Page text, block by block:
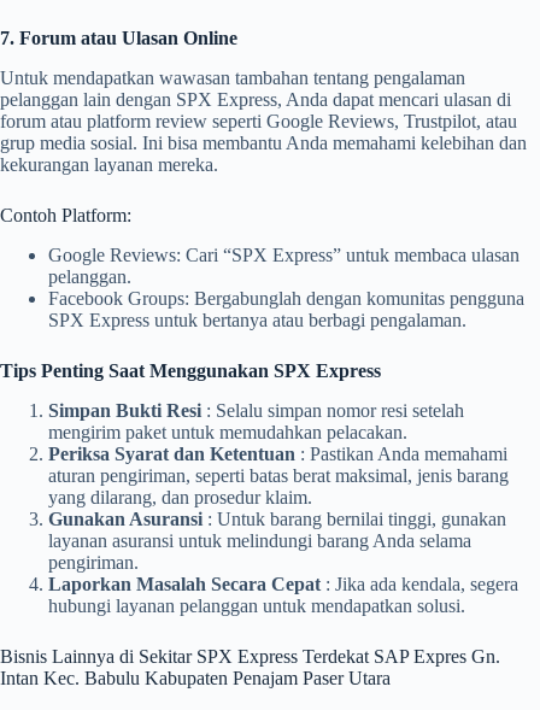
7. Forum atau Ulasan Online
Untuk mendapatkan wawasan tambahan tentang pengalaman
pelanggan lain dengan SPX Express, Anda dapat mencari ulasan di
forum atau platform review seperti Google Reviews, Trustpilot, atau
grup media sosial. Ini bisa membantu Anda memahami kelebihan dan
kekurangan layanan mereka.
Contoh Platform:
Google Reviews: Cari “SPX Express” untuk membaca ulasan
pelanggan.
Facebook Groups: Bergabunglah dengan komunitas pengguna
SPX Express untuk bertanya atau berbagi pengalaman.
Tips Penting Saat Menggunakan SPX Express
Simpan Bukti Resi : Selalu simpan nomor resi setelah
mengirim paket untuk memudahkan pelacakan.
Periksa Syarat dan Ketentuan : Pastikan Anda memahami
aturan pengiriman, seperti batas berat maksimal, jenis barang
yang dilarang, dan prosedur klaim.
Gunakan Asuransi : Untuk barang bernilai tinggi, gunakan
layanan asuransi untuk melindungi barang Anda selama
pengiriman.
Laporkan Masalah Secara Cepat : Jika ada kendala, segera
hubungi layanan pelanggan untuk mendapatkan solusi.
Bisnis Lainnya di Sekitar SPX Express Terdekat SAP Expres Gn.
Intan Kec. Babulu Kabupaten Penajam Paser Utara